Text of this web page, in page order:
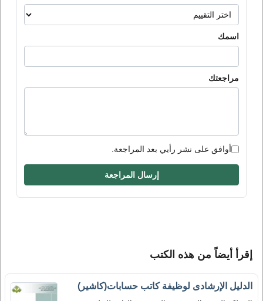
اسمك
مراجعتك
أوافق على نشر رأيي بعد المراجعة.
إرسال المراجعة
إقرأ أيضاً من هذه الكتب
الدليل الإرشادى لوظيفة كاتب حسابات(كاشير)